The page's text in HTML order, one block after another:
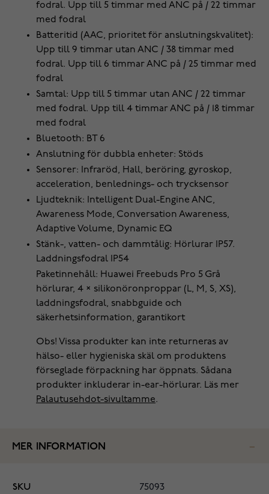
fodral. Upp till 5 timmar med ANC på / 22 timmar
med fodral
Batteritid (AAC, prioritet för anslutningskvalitet):
Upp till 9 timmar utan ANC / 38 timmar med
fodral. Upp till 6 timmar ANC på / 25 timmar med
fodral
Samtal: Upp till 5 timmar utan ANC / 22 timmar
med fodral. Upp till 4 timmar ANC på / 18 timmar
med fodral
Bluetooth: BT 6
Anslutning för dubbla enheter: Stöds
Sensorer: Infraröd, Hall, beröring, gyroskop,
acceleration, benlednings- och trycksensor
Ljudteknik: Intelligent Dual-Engine ANC,
Awareness Mode, Conversation Awareness,
Adaptive Volume, Dynamic EQ
Stänk-, vatten- och dammtålig: Hörlurar IP57.
Laddningsfodral IP54
Paketinnehåll: Huawei Freebuds Pro 5 Grå
hörlurar, 4 × silikonöronproppar (L, M, S, XS),
laddningsfodral, snabbguide och
säkerhetsinformation, garantikort
Obs! Vissa produkter kan inte returneras av
hälso- eller hygieniska skäl om produktens
förseglade förpackning har öppnats. Sådana
produkter inkluderar in-ear-hörlurar. Läs mer
Palautusehdot-sivultamme.
MER INFORMATION
SKU 75093